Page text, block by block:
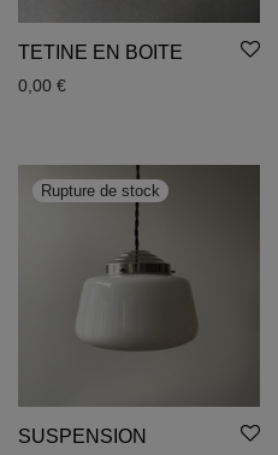
TETINE EN BOITE
0,00 €
SUSPENSION